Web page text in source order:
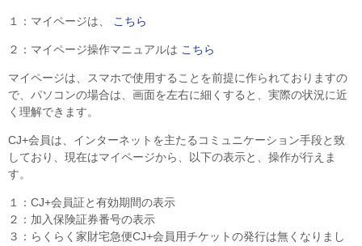
１：マイページは、 こちら
２：マイページ操作マニュアルは こちら
マイページは、スマホで使用することを前提に作られておりますの
で、パソコンの場合は、画面を左右に細くすると、実際の状況に近
く理解できます。
CJ+会員は、インターネットを主たるコミュニケーション手段と致
しており、現在はマイページから、以下の表示と、操作が行えま
す。
１：CJ+会員証と有効期間の表示
２：加入保険証券番号の表示
３：らくらく家財宅急便CJ+会員用チケットの発行は無くなりまし